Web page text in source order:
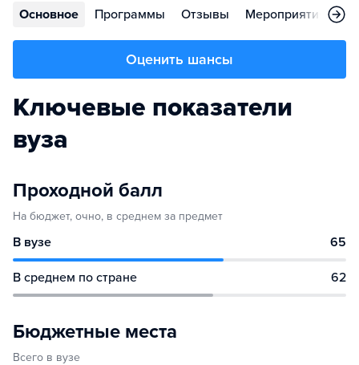
Основное Программы Отзывы Мероприятия
Оценить шансы
Ключевые показатели
вуза
Проходной балл
На бюджет, очно, в среднем за предмет
В вузе 65
В среднем по стране 62
Бюджетные места
Всего в вузе